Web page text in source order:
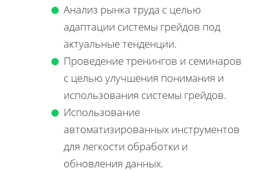
Анализ рынка труда с целью
адаптации системы грейдов под
актуальные тенденции.
Проведение тренингов и семинаров
с целью улучшения понимания и
использования системы грейдов.
Использование
автоматизированных инструментов
для легкости обработки и
обновления данных.